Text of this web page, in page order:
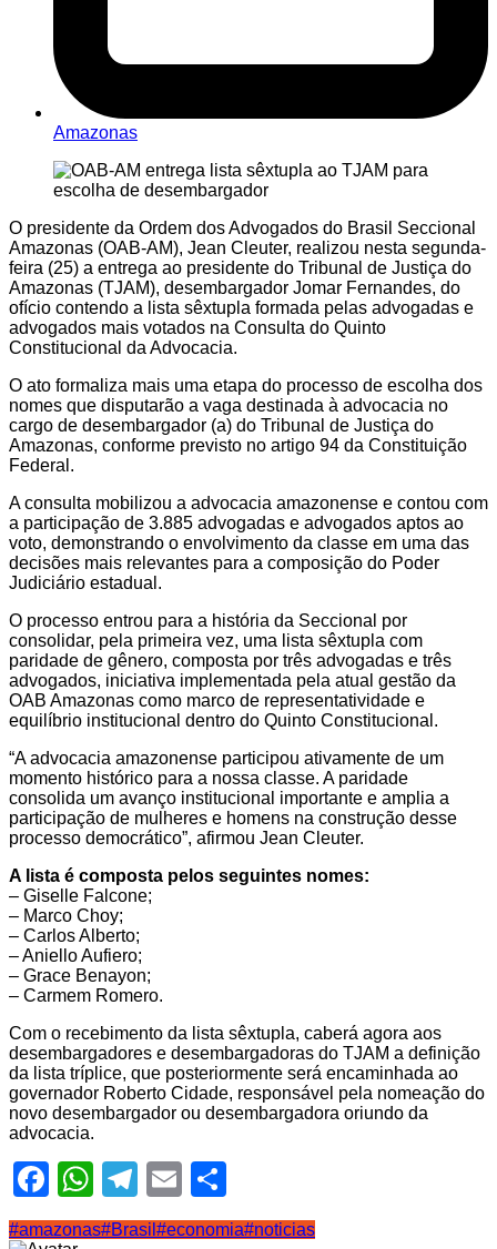
Amazonas
O presidente da Ordem dos Advogados do Brasil Seccional
Amazonas (OAB-AM), Jean Cleuter, realizou nesta segunda-
feira (25) a entrega ao presidente do Tribunal de Justiça do
Amazonas (TJAM), desembargador Jomar Fernandes, do
ofício contendo a lista sêxtupla formada pelas advogadas e
advogados mais votados na Consulta do Quinto
Constitucional da Advocacia.
O ato formaliza mais uma etapa do processo de escolha dos
nomes que disputarão a vaga destinada à advocacia no
cargo de desembargador (a) do Tribunal de Justiça do
Amazonas, conforme previsto no artigo 94 da Constituição
Federal.
A consulta mobilizou a advocacia amazonense e contou com
a participação de 3.885 advogadas e advogados aptos ao
voto, demonstrando o envolvimento da classe em uma das
decisões mais relevantes para a composição do Poder
Judiciário estadual.
O processo entrou para a história da Seccional por
consolidar, pela primeira vez, uma lista sêxtupla com
paridade de gênero, composta por três advogadas e três
advogados, iniciativa implementada pela atual gestão da
OAB Amazonas como marco de representatividade e
equilíbrio institucional dentro do Quinto Constitucional.
“A advocacia amazonense participou ativamente de um
momento histórico para a nossa classe. A paridade
consolida um avanço institucional importante e amplia a
participação de mulheres e homens na construção desse
processo democrático”, afirmou Jean Cleuter.
A lista é composta pelos seguintes nomes:
– Giselle Falcone;
– Marco Choy;
– Carlos Alberto;
– Aniello Aufiero;
– Grace Benayon;
– Carmem Romero.
Com o recebimento da lista sêxtupla, caberá agora aos
desembargadores e desembargadoras do TJAM a definição
da lista tríplice, que posteriormente será encaminhada ao
governador Roberto Cidade, responsável pela nomeação do
novo desembargador ou desembargadora oriundo da
advocacia.
Facebook
WhatsApp
Telegram
Email
#amazonas#Brasil #economia#noticias